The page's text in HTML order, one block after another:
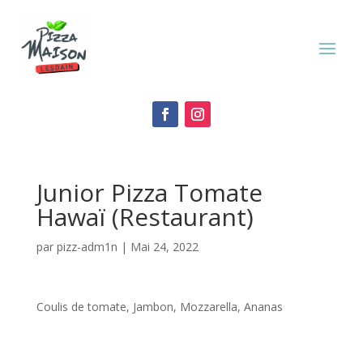
Junior Pizza Tomate
Hawaï (Restaurant)
par pizz-adm1n | Mai 24, 2022
Coulis de tomate, Jambon, Mozzarella, Ananas